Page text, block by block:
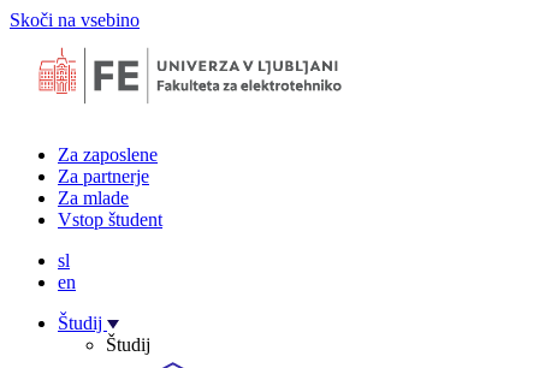
Skoči na vsebino
Za zaposlene
Za partnerje
Za mlade
Vstop študent
sl
en
Študij
Študij